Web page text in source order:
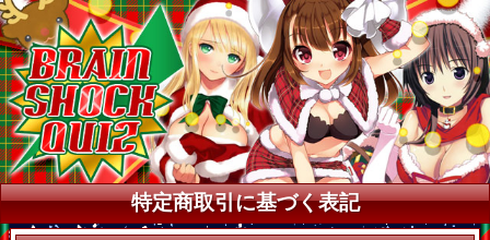
特定商取引に基づく表記